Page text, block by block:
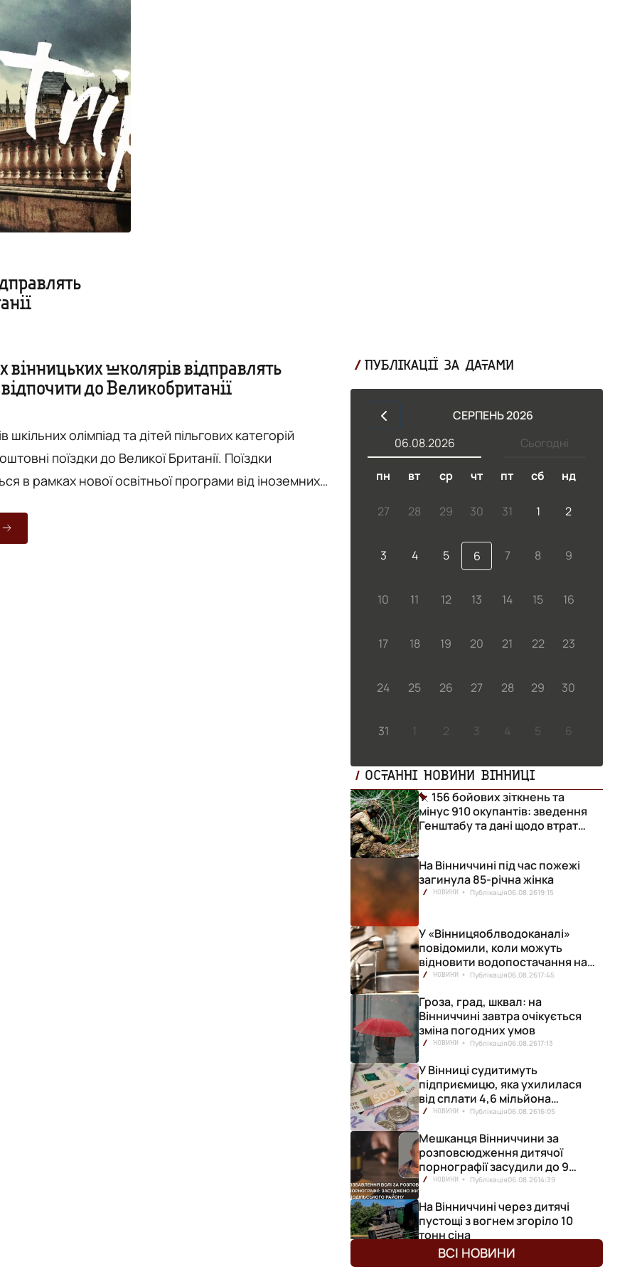
школярів відправлять
до Великобританії
олімпіад та дітей пільгових категорій
поїздки до Великої Британії. Поїздки
в рамках нової освітньої програми від іноземних
освіти через соціальну ініціативу пропонує
центру у Великій Британії Олеся Шмиголь.
ПУБЛІКАЦІЇ ЗА ДАТАМИ
СЕРПЕНЬ 2026
Сьогодні
06.08.2026
пн вт ср чт пт сб нд
27 28 29 30 31 1 2
3 4 5 6 7 8 9
10 11 12 13 14 15 16
17 18 19 20 21 22 23
24 25 26 27 28 29 30
31 1 2 3 4 5 6
ОСТАННІ НОВИНИ ВІННИЦІ
156 бойових зіткнень та
мінус 910 окупантів: зведення
Генштабу та дані щодо втрат
На Вінниччині під час пожежі
загинула 85-річна жінка
НОВИНИ Публікація06.08.2619:15
У «Вінницяоблводоканалі»
повідомили, коли можуть
відновити водопостачання на
лівобережжі міста
НОВИНИ Публікація06.08.2617:45
Гроза, град, шквал: на
Вінниччині завтра очікується
зміна погодних умов
НОВИНИ Публікація06.08.2617:13
У Вінниці судитимуть
підприємицю, яка ухилилася
від сплати 4,6 мільйона
гривень податків
НОВИНИ Публікація06.08.2616:05
Мешканця Вінниччини за
розповсюдження дитячої
порнографії засудили до 9
років позбавлення волі
НОВИНИ Публікація06.08.2614:39
На Вінниччині через дитячі
пустощі з вогнем згоріло 10
тонн сіна
НОВИНИ Публікація06.08.26
ВСІ НОВИНИ